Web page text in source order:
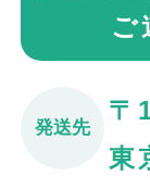
ご
発送先
〒
東